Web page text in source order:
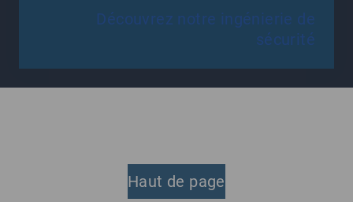
Découvrez notre ingénierie de
sécurité
Haut de page